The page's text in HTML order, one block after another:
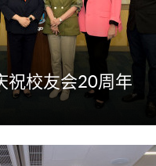
祝校友会20周年